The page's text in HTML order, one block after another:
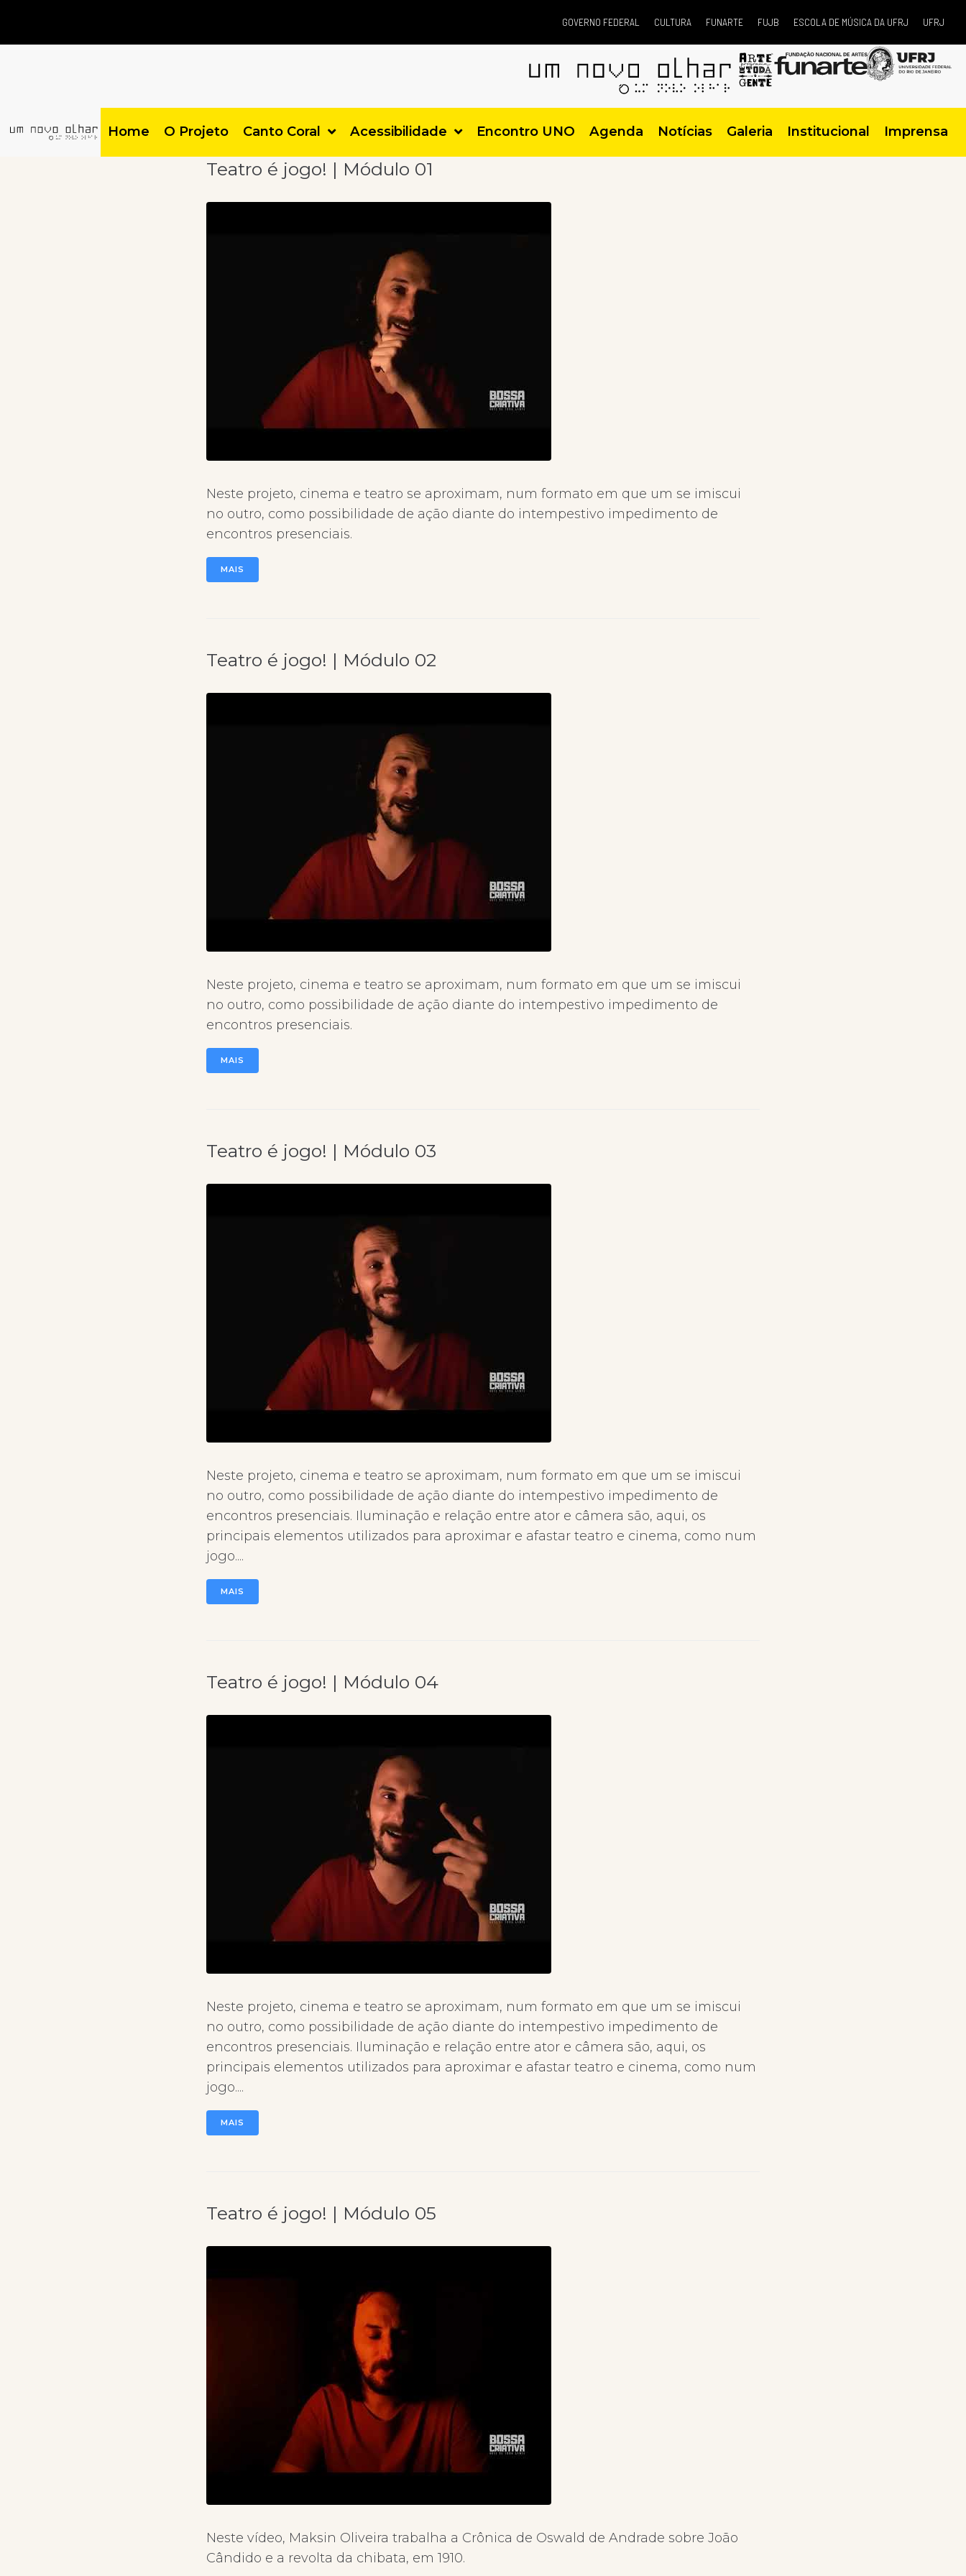
GOVERNO FEDERAL CULTURA FUNARTE FUJB ESCOLA DE MÚSICA DA UFRJ UFRJ
Home O Projeto Canto Coral Acessibilidade Encontro UNO Agenda Notícias Galeria Institucional Imprensa
Teatro é jogo! | Módulo 01
Neste projeto, cinema e teatro se aproximam, num formato em que um se imiscui
no outro, como possibilidade de ação diante do intempestivo impedimento de
encontros presenciais.
MAIS
Teatro é jogo! | Módulo 02
Neste projeto, cinema e teatro se aproximam, num formato em que um se imiscui
no outro, como possibilidade de ação diante do intempestivo impedimento de
encontros presenciais.
MAIS
Teatro é jogo! | Módulo 03
Neste projeto, cinema e teatro se aproximam, num formato em que um se imiscui
no outro, como possibilidade de ação diante do intempestivo impedimento de
encontros presenciais. Iluminação e relação entre ator e câmera são, aqui, os
principais elementos utilizados para aproximar e afastar teatro e cinema, como num
jogo....
MAIS
Teatro é jogo! | Módulo 04
Neste projeto, cinema e teatro se aproximam, num formato em que um se imiscui
no outro, como possibilidade de ação diante do intempestivo impedimento de
encontros presenciais. Iluminação e relação entre ator e câmera são, aqui, os
principais elementos utilizados para aproximar e afastar teatro e cinema, como num
jogo....
MAIS
Teatro é jogo! | Módulo 05
Neste vídeo, Maksin Oliveira trabalha a Crônica de Oswald de Andrade sobre João
Cândido e a revolta da chibata, em 1910.